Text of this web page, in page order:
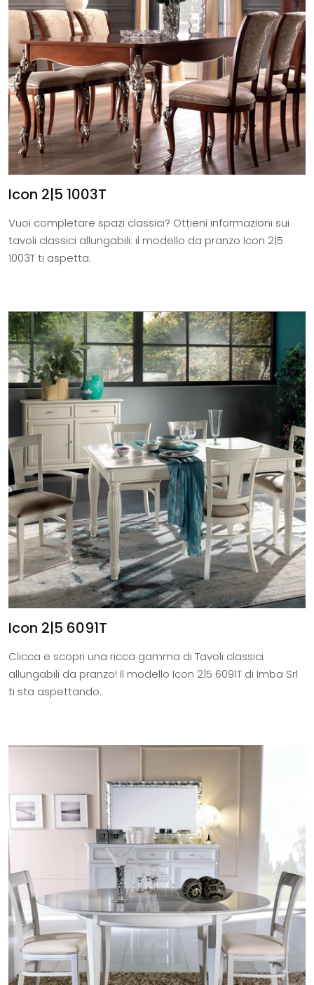
Icon 2|5 1003T
Vuoi completare spazi classici? Ottieni informazioni sui
tavoli classici allungabili: il modello da pranzo Icon 2|5
1003T ti aspetta.
Icon 2|5 6091T
Clicca e scopri una ricca gamma di Tavoli classici
allungabili da pranzo! Il modello Icon 2|5 6091T di Imba Srl
ti sta aspettando.